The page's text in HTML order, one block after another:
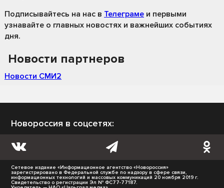
Подписывайтесь на нас в Телеграме и первыми
узнавайте о главных новостях и важнейших событиях
дня.
Новости партнеров
Новости СМИ2
Новороссия в соцсетях:
Сетевое издание «Информационное агентство «Новороссия»
зарегистрировано в Федеральной службе по надзору в сфере связи,
информационных технологий и массовых коммуникаций 20 ноября 2019 г.
Свидетельство о регистрации Эл № ФС77-77187.